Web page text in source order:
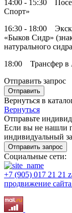
14:00 - 15:30
Спорт»
16:30 - 18:00
«Быков Сидр»
натурального
18:00 Трансфер в
Отправить запрос
Отправить
Вернуться в
Вернуться
Отправьте
Если вы не нашли
индивидуальный
Отправить запрос
Социальные сети:
+7 (905) 017 21 21
продвижение